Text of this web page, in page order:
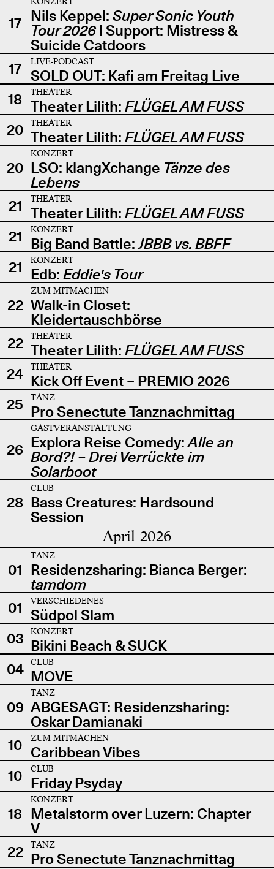
17 Nils Keppel: Super Sonic Youth
Tour 2026| Support: Mistress &
Suicide Catdoors
17
LIVE-PODCAST
SOLD OUT: Kafi am Freitag Live
18
THEATER
Theater Lilith: FLÜGEL AM FUSS
20
THEATER
Theater Lilith: FLÜGEL AM FUSS
20
KONZERT
LSO: klangXchange Tänze des
Lebens
21
THEATER
Theater Lilith: FLÜGEL AM FUSS
21
KONZERT
Big Band Battle:JBBB vs. BBFF
21
KONZERT
Edb: Eddie's Tour
22
ZUM MITMACHEN
Walk-in Closet:
Kleidertauschbörse
22
THEATER
Theater Lilith: FLÜGEL AM FUSS
24
THEATER
Kick Off Event – PREMIO 2026
25
TANZ
Pro Senectute Tanznachmittag
26
GASTVERANSTALTUNG
Explora Reise Comedy:Alle an
Bord?! – Drei Verrückte im
Solarboot
28
CLUB
Bass Creatures: Hardsound
Session
April 2026
01
TANZ
Residenzsharing: Bianca Berger:
tamdom
01
VERSCHIEDENES
Südpol Slam
03
KONZERT
Bikini Beach & SUCK
04
CLUB
MOVE
09
TANZ
ABGESAGT: Residenzsharing:
Oskar Damianaki
10
ZUM MITMACHEN
Caribbean Vibes
10
CLUB
Friday Psyday
18
KONZERT
Metalstorm over Luzern: Chapter
V
22
TANZ
Pro Senectute Tanznachmittag